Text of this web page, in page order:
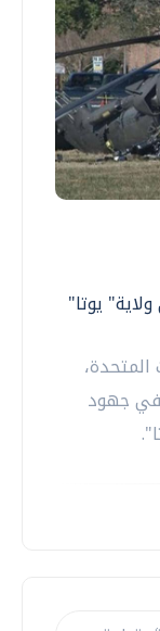
يوتا"
في جهود